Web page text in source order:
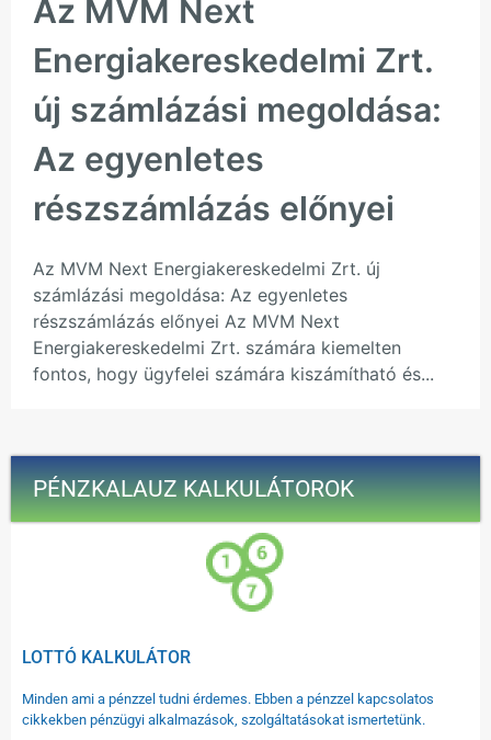
Az MVM Next
Energiakereskedelmi Zrt.
új számlázási megoldása:
Az egyenletes
részszámlázás előnyei
Az MVM Next Energiakereskedelmi Zrt. új
számlázási megoldása: Az egyenletes
részszámlázás előnyei Az MVM Next
Energiakereskedelmi Zrt. számára kiemelten
fontos, hogy ügyfelei számára kiszámítható és...
PÉNZKALAUZ KALKULÁTOROK
LOTTÓ KALKULÁTOR
Minden ami a pénzzel tudni érdemes. Ebben a pénzzel kapcsolatos
cikkekben pénzügyi alkalmazások, szolgáltatásokat ismertetünk.